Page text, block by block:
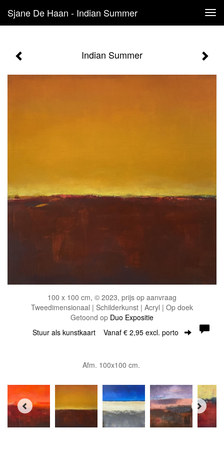
Sjane De Haan - Indian Summer
Indian Summer
100 x 100 cm, © 2023, prijs op aanvraag
Tweedimensionaal | Schilderkunst | Acryl | Op doek
Getoond op Duo Expositie
Stuur als kunstkaart Vanaf € 2,95 excl. porto
Afm. 100x100 cm.